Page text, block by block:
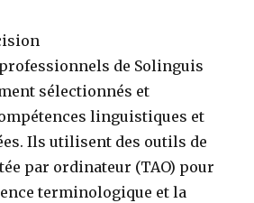
de Solinguis
sélectionnés et
linguistiques et
Ils utilisent des outils de
par ordinateur (TAO) pour
terminologique et la